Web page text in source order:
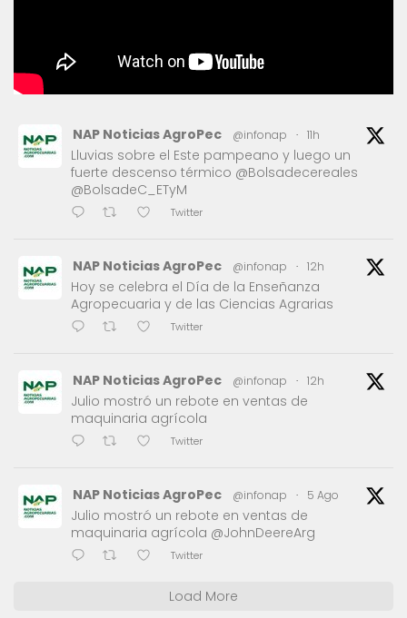
NAP Noticias AgroPec @infonap · 11h
Lluvias sobre el Este pampeano y luego un
fuerte descenso térmico @Bolsadecereales
@BolsadeC_ETyM
Twitter
NAP Noticias AgroPec @infonap · 12h
Hoy se celebra el Día de la Enseñanza
Agropecuaria y de las Ciencias Agrarias
Twitter
NAP Noticias AgroPec @infonap · 12h
Julio mostró un rebote en ventas de
maquinaria agrícola
Twitter
NAP Noticias AgroPec @infonap · 5 Ago
Julio mostró un rebote en ventas de
maquinaria agrícola @JohnDeereArg
Twitter
Load More